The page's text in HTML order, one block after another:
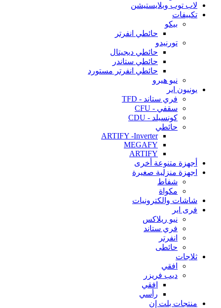
لاب توب وبلايستيشن
تكييفات
بيكو
حائطي انفرتر
تورنيدو
حائطي ديجيتال
حائطي ستاندر
حائطي انفرتر مستورد
نيو هيرو
يونيون اير
فري ستاند - TFD
سقفي - CFU
كونسيلد - CDU
حائطي
ARTIFY -Inverter
MEGAFY
ARTIFY
أجهزة متنوعة أخرى
اجهزة منزلية صغيرة
شفاط
مكواة
شاشات والكترونيات
فرى اير
نيو ريلاكس
فري ستاند
انفرتر
حائطى
ثلاجات
افقي
ديب فريزر
افقي
رأسي
منتجات بلت إن